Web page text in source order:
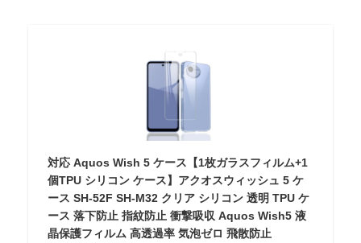
対応 Aquos Wish 5 ケース【1枚ガラスフィルム+1
個TPU シリコン ケース】アクオスウィッシュ 5 ケ
ース SH-52F SH-M32 クリア シリコン 透明 TPU ケ
ース 落下防止 指紋防止 衝撃吸収 Aquos Wish5 液
晶保護フィルム 高透過率 気泡ゼロ 飛散防止